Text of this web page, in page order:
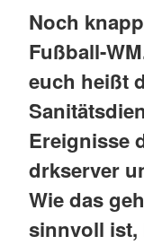
Noch
Fußball-
euch heißt
Ereignisse
drkserver
Wie das
sinnvoll ist,